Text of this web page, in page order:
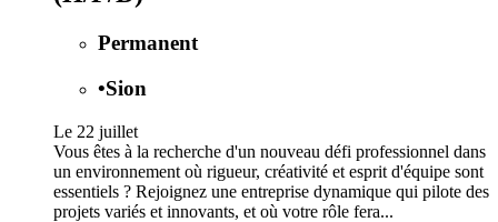
Permanent
•Sion
Le 22 juillet
Vous êtes à la recherche d'un nouveau défi professionnel dans
un environnement où rigueur, créativité et esprit d'équipe sont
essentiels ? Rejoignez une entreprise dynamique qui pilote des
projets variés et innovants, et où votre rôle fera...